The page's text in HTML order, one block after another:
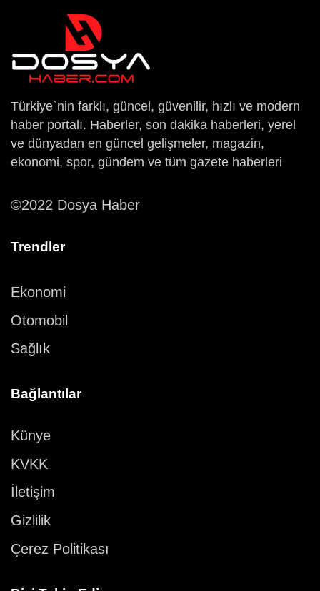
Türkiye`nin farklı, güncel, güvenilir, hızlı ve modern
haber portalı. Haberler, son dakika haberleri, yerel
ve dünyadan en güncel gelişmeler, magazin,
ekonomi, spor, gündem ve tüm gazete haberleri
©2022 Dosya Haber
Trendler
Ekonomi
Otomobil
Sağlık
Bağlantılar
Künye
KVKK
İletişim
Gizlilik
Çerez Politikası